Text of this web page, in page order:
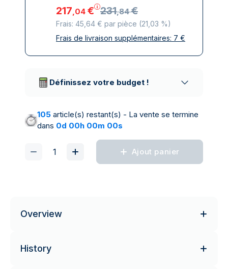
217,04 € 231,84 €
Frais: 45,64 € par pièce (21,03 %)
Toutes taxes comprises
Frais de livraison supplémentaires: 7 €
Définissez votre budget !
105 article(s) restant(s) - La vente se termine
dans 0d 00h 00m 00s
Ajout panier
Overview
History